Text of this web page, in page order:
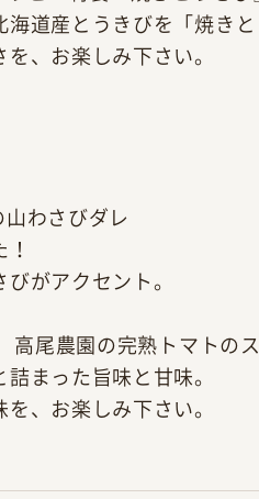
海道産とうきびを「焼き
、お楽しみ下さい。
わさびダレ
がアクセント。
尾農園の完熟トマトの
詰まった旨味と甘味。
を、お楽しみ下さい。